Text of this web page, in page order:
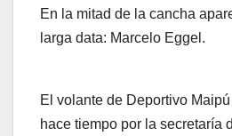
En la mitad de la cancha
larga data: Marcelo Eggel.
El volante de Deportivo
hace tiempo por la secretaría